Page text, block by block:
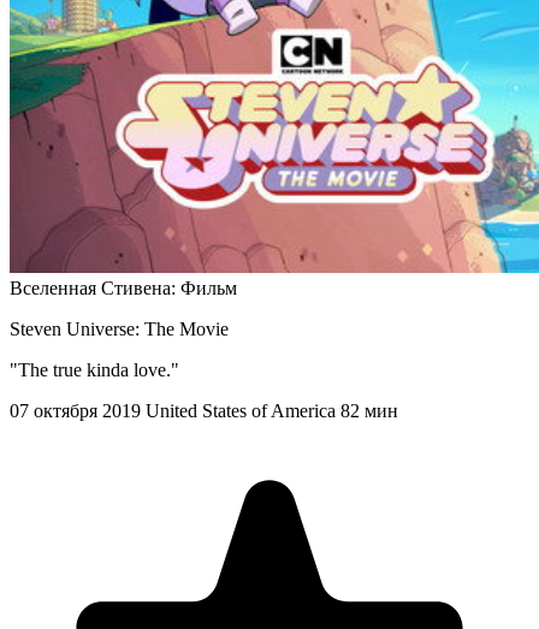
Вселенная Стивена: Фильм
Steven Universe: The Movie
"The true kinda love."
07 октября 2019 United States of America 82 мин